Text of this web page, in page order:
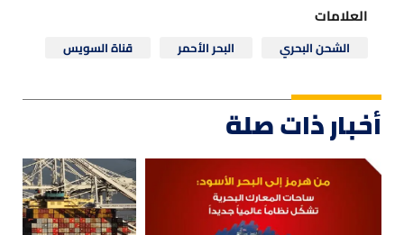
العلامات
الشحن البحري البحر الأحمر قناة السويس
أخبار ذات صلة